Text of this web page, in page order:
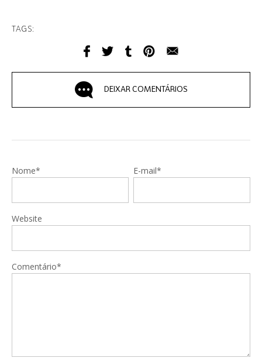
TAGS:
DEIXAR COMENTÁRIOS
Nome* E-mail*
Website
Comentário*